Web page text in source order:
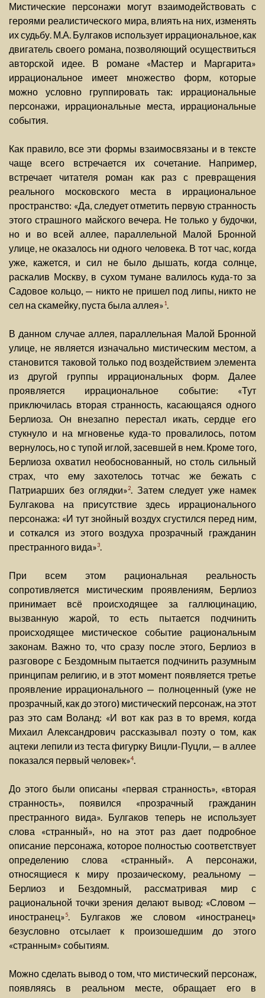
Мистические персонажи могут взаимодействовать с
героями реалистического мира, влиять на них, изменять
их судьбу. М.А. Булгаков использует иррациональное, как
двигатель своего романа, позволяющий осуществиться
авторской идее. В романе «Мастер и Маргарита»
иррациональное имеет множество форм, которые
можно условно группировать так: иррациональные
персонажи, иррациональные места, иррациональные
события.
Как правило, все эти формы взаимосвязаны и в тексте
чаще всего встречается их сочетание. Например,
встречает читателя роман как раз с превращения
реального московского места в иррациональное
пространство: «Да, следует отметить первую странность
этого страшного майского вечера. Не только у будочки,
но и во всей аллее, параллельной Малой Бронной
улице, не оказалось ни одного человека. В тот час, когда
уже, кажется, и сил не было дышать, когда солнце,
раскалив Москву, в сухом тумане валилось куда-то за
Садовое кольцо, — никто не пришел под липы, никто не
сел на скамейку, пуста была аллея»1.
В данном случае аллея, параллельная Малой Бронной
улице, не является изначально мистическим местом, а
становится таковой только под воздействием элемента
из другой группы иррациональных форм. Далее
проявляется иррациональное событие: «Тут
приключилась вторая странность, касающаяся одного
Берлиоза. Он внезапно перестал икать, сердце его
стукнуло и на мгновенье куда-то провалилось, потом
вернулось, но с тупой иглой, засевшей в нем. Кроме того,
Берлиоза охватил необоснованный, но столь сильный
страх, что ему захотелось тотчас же бежать с
Патриарших без оглядки»2. Затем следует уже намек
Булгакова на присутствие здесь иррационального
персонажа: «И тут знойный воздух сгустился перед ним,
и соткался из этого воздуха прозрачный гражданин
престранного вида»3.
При всем этом рациональная реальность
сопротивляется мистическим проявлениям, Берлиоз
принимает всё происходящее за галлюцинацию,
вызванную жарой, то есть пытается подчинить
происходящее мистическое событие рациональным
законам. Важно то, что сразу после этого, Берлиоз в
разговоре с Бездомным пытается подчинить разумным
принципам религию, и в этот момент появляется третье
проявление иррационального — полноценный (уже не
прозрачный, как до этого) мистический персонаж, на этот
раз это сам Воланд: «И вот как раз в то время, когда
Михаил Александрович рассказывал поэту о том, как
ацтеки лепили из теста фигурку Вицли-Пуцли, — в аллее
показался первый человек»4.
До этого были описаны «первая странность», «вторая
странность», появился «прозрачный гражданин
престранного вида». Булгаков теперь не использует
слова «странный», но на этот раз дает подробное
описание персонажа, которое полностью соответствует
определению слова «странный». А персонажи,
относящиеся к миру прозаическому, реальному —
Берлиоз и Бездомный, рассматривая мир с
рациональной точки зрения делают вывод: «Словом —
иностранец»5. Булгаков же словом «иностранец»
безусловно отсылает к произошедшим до этого
«странным» событиям.
Можно сделать вывод о том, что мистический персонаж,
появляясь в реальном месте, обращает его в